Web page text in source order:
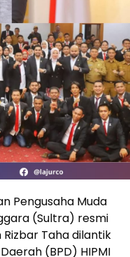
Pengusaha Muda
(Sultra) resmi
Taha dilantik
(BPD) HIPMI